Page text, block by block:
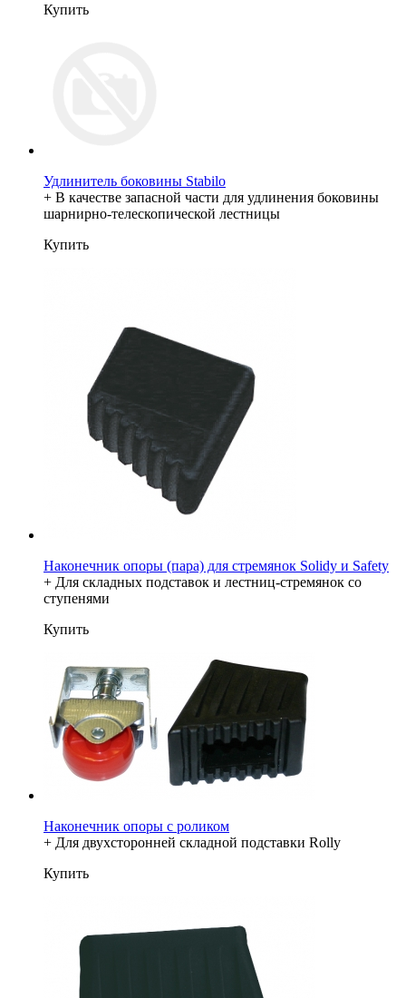
Купить
Удлинитель боковины Stabilo
+ В качестве запасной части для удлинения боковины
шарнирно-телескопической лестницы
Купить
Наконечник опоры (пара) для стремянок Solidy и Safety
+ Для складных подставок и лестниц-стремянок со
ступенями
Купить
Наконечник опоры с роликом
+ Для двухсторонней складной подставки Rolly
Купить